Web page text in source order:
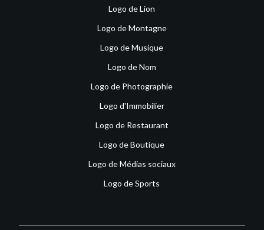
Logo de Lion
Logo de Montagne
Logo de Musique
Logo de Nom
Logo de Photographie
Logo d'Immobilier
Logo de Restaurant
Logo de Boutique
Logo de Médias sociaux
Logo de Sports